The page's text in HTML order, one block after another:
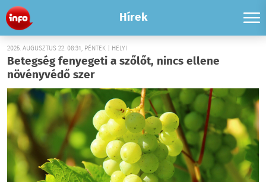
Hírek
2025. AUGUSZTUS 22. 08:31, PÉNTEK | HELYI
Betegség fenyegeti a szőlőt, nincs ellene
növényvédő szer